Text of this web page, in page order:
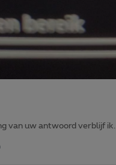
van uw antwoord verblijf ik.